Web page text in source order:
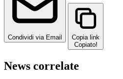
Condividi via Email
Copia link
Copiato!
News correlate